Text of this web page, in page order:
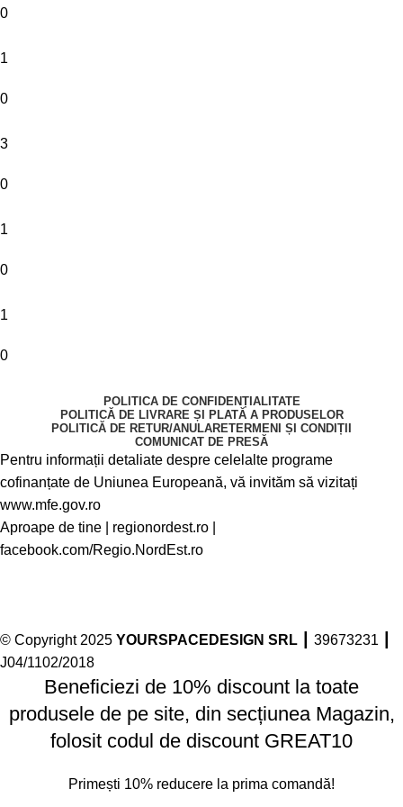
0
1
0
3
0
1
0
1
0
POLITICA DE CONFIDENȚIALITATE
POLITICĂ DE LIVRARE ȘI PLATĂ A PRODUSELOR
POLITICĂ DE RETUR/ANULARETERMENI ȘI CONDIȚII
COMUNICAT DE PRESĂ
Pentru informații detaliate despre celelalte programe
cofinanțate de Uniunea Europeană, vă invităm să vizitați
www.mfe.gov.ro
Aproape de tine | regionordest.ro
facebook.com/Regio.NordEst.ro
© Copyright 2025 YOURSPACEDESIGN SRL ┃ 39673231 ┃
J04/1102/2018
Beneficiezi de 10% discount la toate
produsele de pe site, din secțiunea Magazin,
folosit codul de discount GREAT10
Primești 10% reducere la prima comandă!